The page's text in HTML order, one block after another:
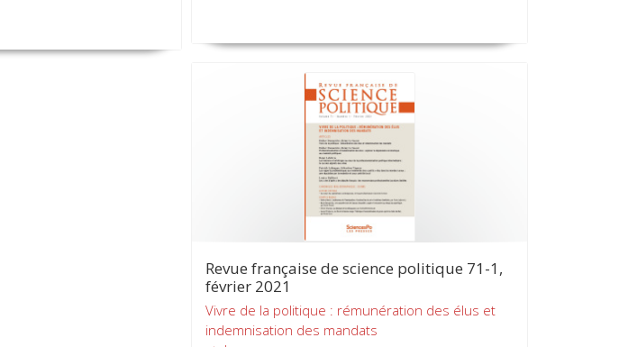
Revue française de science politique 71-1,
février 2021
Vivre de la politique : rémunération des élus et
indemnisation des mandats